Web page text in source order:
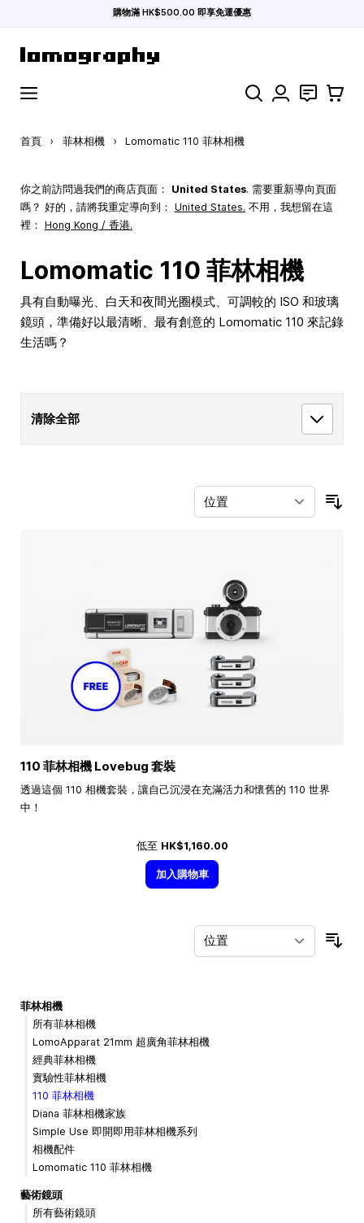
購物滿 HK$500.00 即享免運優惠
搜索 聯絡 購物車
首頁 › 菲林相機 › Lomomatic 110 菲林相機
你之前訪問過我們的商店頁面： United States. 需要重新導向頁面
嗎？ 好的，請將我重定導向到： United States. 不用，我想留在這
裡： Hong Kong / 香港.
Lomomatic 110 菲林相機
具有自動曝光、白天和夜間光圈模式、可調較的 ISO 和玻璃
鏡頭，準備好以最清晰、最有創意的 Lomomatic 110 來記錄
生活嗎？
清除全部
110 菲林相機 Lovebug 套裝
透過這個 110 相機套裝，讓自己沉浸在充滿活力和懷舊的 110 世界
中！
低至 HK$1,160.00
加入購物車
菲林相機
所有菲林相機
LomoApparat 21mm 超廣角菲林相機
經典菲林相機
實驗性菲林相機
110 菲林相機
Diana 菲林相機家族
Simple Use 即開即用菲林相機系列
相機配件
Lomomatic 110 菲林相機
藝術鏡頭
所有藝術鏡頭